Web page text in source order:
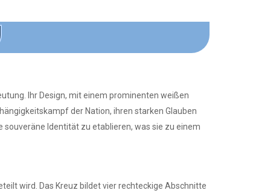
Ihr Design, mit einem prominenten weißen
der Nation, ihren starken Glauben
souveräne Identität zu etablieren, was sie zu einem
wird. Das Kreuz bildet vier rechteckige Abschnitte